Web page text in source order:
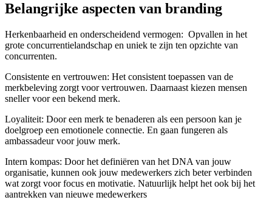
Belangrijke aspecten van branding
Herkenbaarheid en onderscheidend vermogen: Opvallen in het
grote concurrentielandschap en uniek te zijn ten opzichte van
concurrenten.
Consistente en vertrouwen: Het consistent toepassen van de
merkbeleving zorgt voor vertrouwen. Daarnaast kiezen mensen
sneller voor een bekend merk.
Loyaliteit: Door een merk te benaderen als een persoon kan je
doelgroep een emotionele connectie. En gaan fungeren als
ambassadeur voor jouw merk.
Intern kompas: Door het definiëren van het DNA van jouw
organisatie, kunnen ook jouw medewerkers zich beter verbinden
wat zorgt voor focus en motivatie. Natuurlijk helpt het ook bij het
aantrekken van nieuwe medewerkers